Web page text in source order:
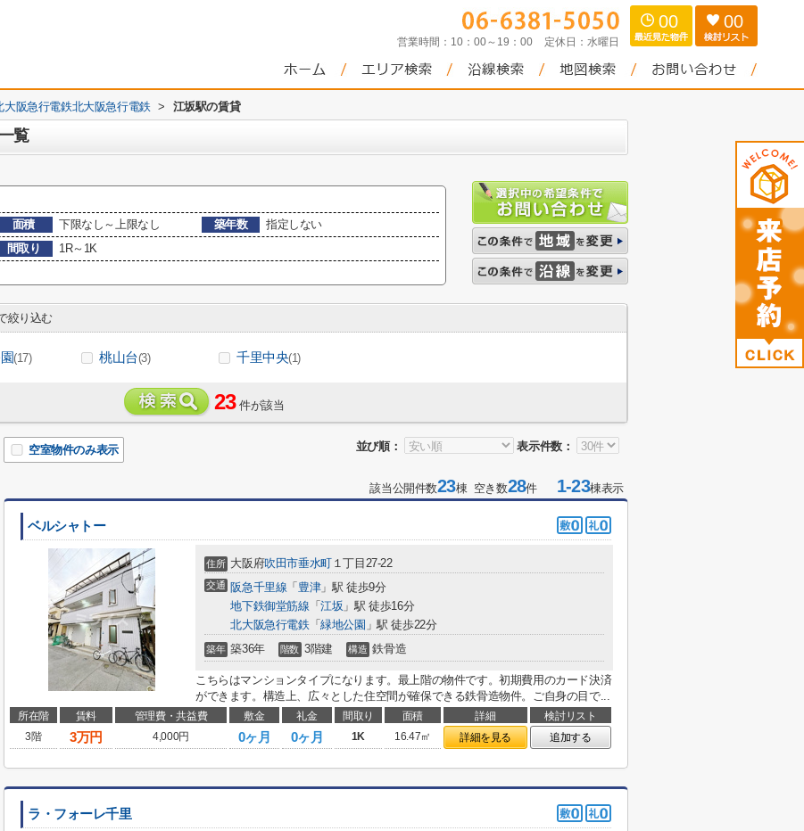
営業時間： 10：00～19：00 定休日： 水曜日
00 00
大阪急行電鉄北大阪急行電鉄 > 江坂駅の賃貸
覧
面積 下限なし～上限なし 築年数
指定しない
間取り
1R～1K
絞り込む
(17) 桃山台(3) 千里中央(1)
23 件が該当
並び順： 表示件数：
空室物件のみ表示
該当公開件数23棟 空き数28件1-23棟表示
ベルシャトー
住所 大阪府吹田市垂水町１丁目27-22
交通 阪急千里線 「 豊津」駅 徒歩9分
地下鉄御堂筋線 「江坂 」駅 徒歩16分
北大阪急行電鉄「緑地公園 」駅 徒歩22分
築年 築36年 階数 3階建 構造 鉄骨造
こちらはマンションタイプになります。最上階の物件です。初期費用のカード決済
ができます。構造上、広々とした住空間が確保できる鉄骨造物件。ご自身の目で...
所在階 賃料 管理費・共益費 敷金 礼金 間取り 面積 詳細
検討リスト
3階
3万円 4,000円 0ヶ月 0ヶ月 1K 16.47㎡ 詳細を見る 追加する
ラ・フォーレ千里